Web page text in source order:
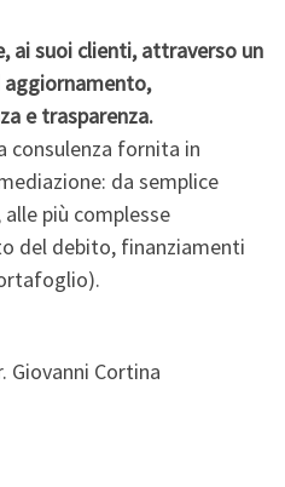
ai suoi clienti, attraverso un
e trasparenza.
consulenza fornita in
da semplice
più complesse
del debito, finanziamenti
Giovanni Cortina